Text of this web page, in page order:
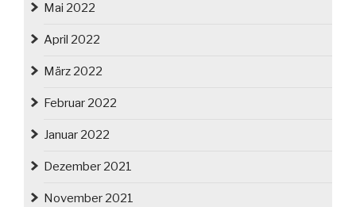
Mai 2022
April 2022
März 2022
Februar 2022
Januar 2022
Dezember 2021
November 2021